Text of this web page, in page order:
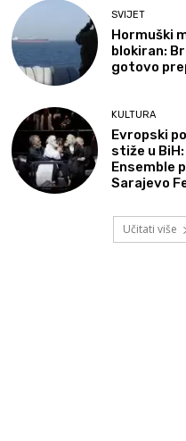
SVIJET
Hormuški
blokiran:
gotovo
KULTURA
Evropski
stiže u
Ensemble
Sarajevo
Učitati više